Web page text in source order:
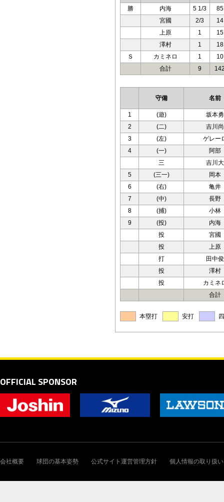
勝 内海 5 1/3
85
宮國
2/3
14
上原
1
15
澤村
1
18
Ｓ
カミネロ 1
10
合計
9
守備 名前
1 (遊)
坂本勇
2
(二)
吉川尚
3
(左)
ゲレー
4
(一)
阿部
三
吉川大
5
(三一)
岡本
6
(右)
亀井
7
(中)
長野
8
(捕)
小林
9
(投)
内海
投
宮國
投
上原
打
田中俊
投
澤村
投
カミネ
合計
本塁打 安打
OFFICIAL SPONSOR
会社概要 球団の基本姿勢 公式サイト運営管理方針 個人情報の取り扱い